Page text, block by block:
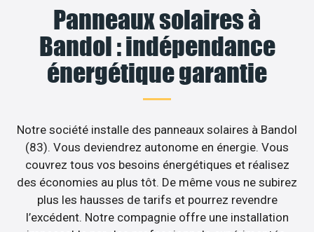
Panneaux solaires à
Bandol : indépendance
énergétique garantie
Notre société installe des panneaux solaires à Bandol
(83). Vous deviendrez autonome en énergie. Vous
couvrez tous vos besoins énergétiques et réalisez
des économies au plus tôt. De même vous ne subirez
plus les hausses de tarifs et pourrez revendre
l’excédent. Notre compagnie offre une installation